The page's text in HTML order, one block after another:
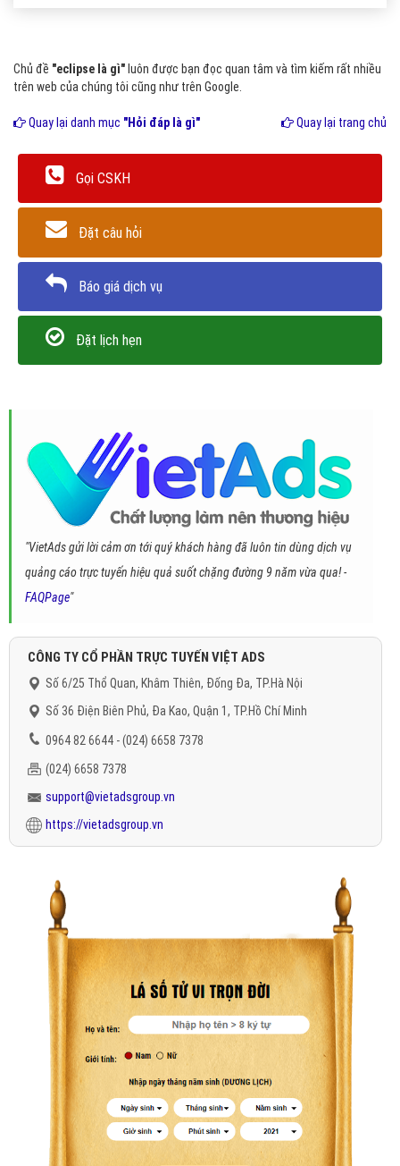
Chủ đề "eclipse là gì" luôn được bạn đọc quan tâm và tìm kiếm rất nhiều
trên web của chúng tôi cũng như trên Google.
Quay lại danh mục "Hỏi đáp là gì" Quay lại trang chủ
Gọi CSKH
Đặt câu hỏi
Báo giá dịch vụ
Đặt lịch hẹn
"VietAds gửi lời cảm ơn tới quý khách hàng đã luôn tin dùng dịch vụ
quảng cáo trực tuyến hiệu quả suốt chặng đường 9 năm vừa qua! -
FAQPage"
CÔNG TY CỔ PHẦN TRỰC TUYẾN VIỆT ADS
Số 6/25 Thổ Quan, Khâm Thiên, Đống Đa, TP.Hà Nội
Số 36 Điện Biên Phủ, Đa Kao, Quận 1, TP.Hồ Chí Minh
0964 82 6644 - (024) 6658 7378
(024) 6658 7378
support@vietadsgroup.vn
https://vietadsgroup.vn